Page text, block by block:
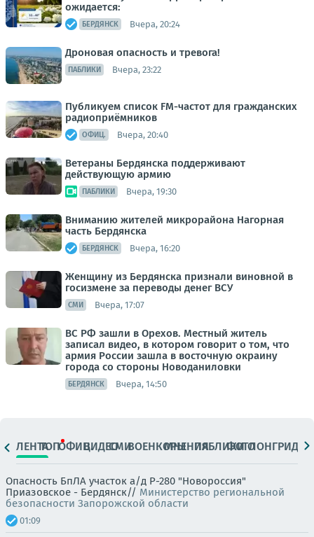
ожидается:
БЕРДЯНСК Вчера, 20:24
Дроновая опасность и тревога!
ПАБЛИКИ Вчера, 23:22
Публикуем список FM-частот для гражданских
радиоприёмников
ОФИЦ. Вчера, 20:40
Ветераны Бердянска поддерживают
действующую армию
ПАБЛИКИ Вчера, 19:30
Вниманию жителей микрорайона Нагорная
часть Бердянска
БЕРДЯНСК Вчера, 16:20
Женщину из Бердянска признали виновной в
госизмене за переводы денег ВСУ
СМИ Вчера, 17:07
ВС РФ зашли в Орехов. Местный житель
записал видео, в котором говорит о том, что
армия России зашла в восточную окраину
города со стороны Новоданиловки
БЕРДЯНСК Вчера, 14:50
ЛЕНТАТОПОФИЦ.ВИДЕОСМИВОЕНКОРЫМНЕНИЯПАБЛИКИ
ФОТОЛОНГРИДЫ
Опасность БпЛА участок а/д Р-280 "Новороссия"
Приазовское - Бердянск// Министерство региональной
безопасности Запорожской области
01:09